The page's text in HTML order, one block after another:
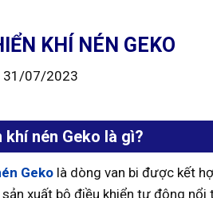
KHÍ NÉN GEKO
31/07/2023
nén Geko là gì?
Geko là dòng van bi được kết
xuất bộ điều khiển tự động